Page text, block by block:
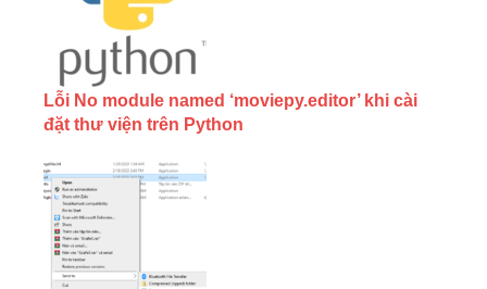
Lỗi No module named ‘moviepy.editor’ khi cài
đặt thư viện trên Python